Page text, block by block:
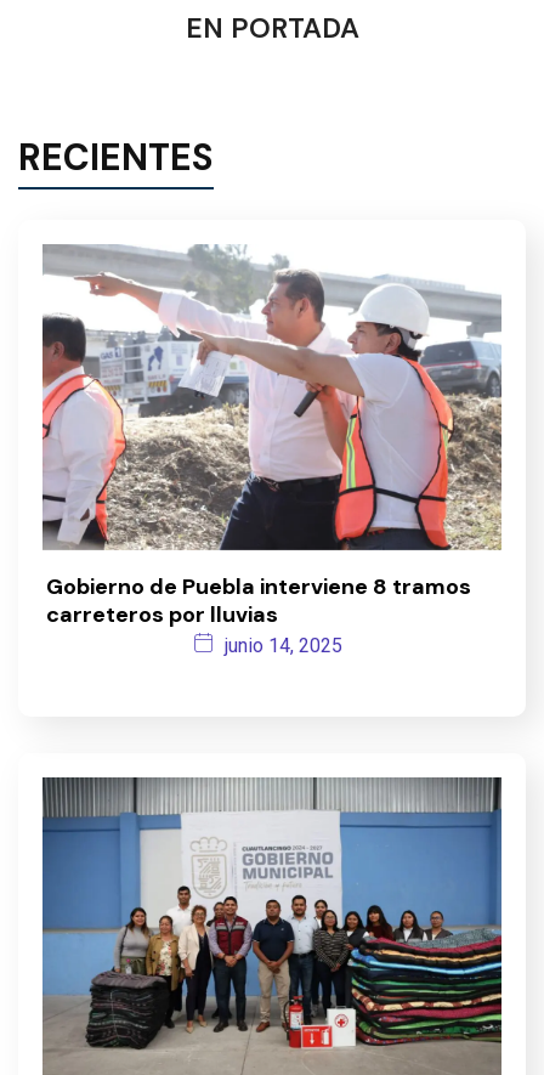
EN PORTADA
RECIENTES
Gobierno de Puebla interviene 8 tramos
carreteros por lluvias
junio 14, 2025